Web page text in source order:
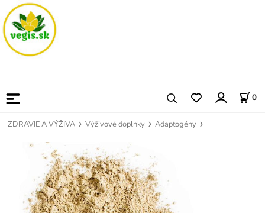
0
ZDRAVIE A VÝŽIVA Výživové doplnky Adaptogény